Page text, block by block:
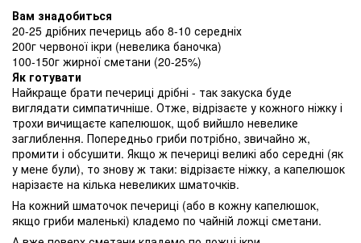
Вам знадобиться
20-25 дрібних печериць або 8-10 середніх
200г червоної ікри (невелика баночка)
100-150г жирної сметани (20-25%)
Як готувати
Найкраще брати печериці дрібні - так закуска буде
виглядати симпатичніше. Отже, відрізаєте у кожного ніжку і
трохи вичищаєте капелюшок, щоб вийшло невелике
заглиблення. Попередньо гриби потрібно, звичайно ж,
промити і обсушити. Якщо ж печериці великі або середні (як
у мене були), то знову ж таки: відрізаєте ніжку, а капелюшок
нарізаєте на кілька невеликих шматочків.
На кожний шматочок печериці (або в кожну капелюшок,
якщо гриби маленькі) кладемо по чайній ложці сметани.